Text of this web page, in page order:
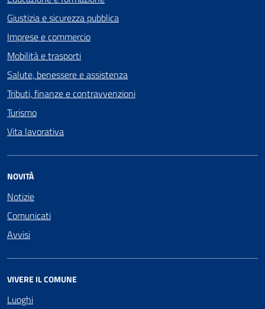
Giustizia e sicurezza pubblica
Imprese e commercio
Mobilità e trasporti
Salute, benessere e assistenza
Tributi, finanze e contravvenzioni
Turismo
Vita lavorativa
NOVITÀ
Notizie
Comunicati
Avvisi
VIVERE IL COMUNE
Luoghi